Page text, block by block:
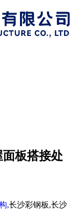
板搭接处
,长沙彩钢板,长沙